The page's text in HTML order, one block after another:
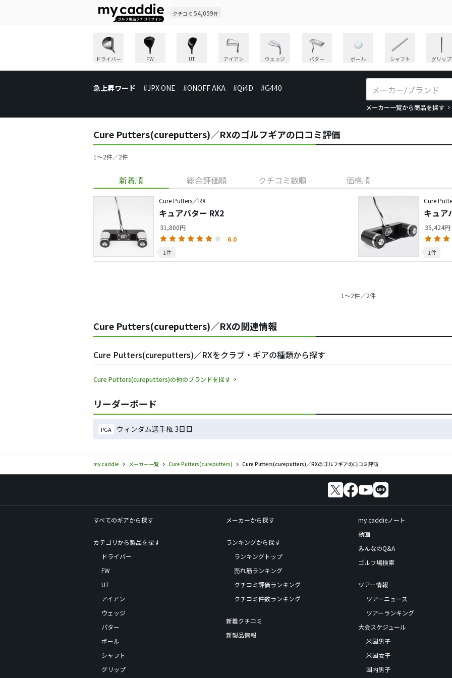
クチコミ 54,059件
ドライバー FW UT アイアン ウェッジ パター ボール シャフト グリップ
急上昇ワード #JPX ONE #ONOFF AKA #Qi4D #G440
メーカー一覧から商品を探す
Cure Putters(cureputters)／RXのゴルフギアの口コミ評価
1〜2件／2件
新着順 総合評価順 クチコミ数順 価格順
Cure Putters／RX
キュアパター RX2
31,800円
6.0
1件
Cure
キュア
35,424円
1件
1〜2件／2件
Cure Putters(cureputters)／RXの関連情報
Cure Putters(cureputters)／RXをクラブ・ギアの種類から探す
Cure Putters(cureputters)の他のブランドを探す
リーダーボード
PGA ウィンダム選手権 3日目
my caddie メーカー一覧 Cure Putters(cureputters) Cure Putters(cureputters)／RXのゴルフギアの口コミ評価
すべてのギアから探す
カテゴリから製品を探す
ドライバー
FW
UT
アイアン
ウェッジ
パター
ボール
シャフト
グリップ
メーカーから探す
ランキングから探す
ランキングトップ
売れ筋ランキング
クチコミ評価ランキング
クチコミ件数ランキング
新着クチコミ
新製品情報
my caddieノート
動画
みんなのQ&A
ゴルフ場検索
ツアー情報
ツアーニュース
ツアーランキング
大会スケジュール
米国男子
米国女子
国内男子